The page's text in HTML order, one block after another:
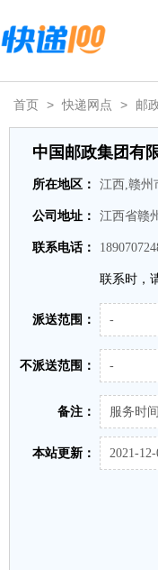
首页 > 快递网点 > 邮
中国邮政集团有
所在地区： 江西,赣州
公司地址： 江西省赣
联系电话：
联系时，
派送范围： -
不派送范围： -
备注： 服务时
本站更新： 2021-